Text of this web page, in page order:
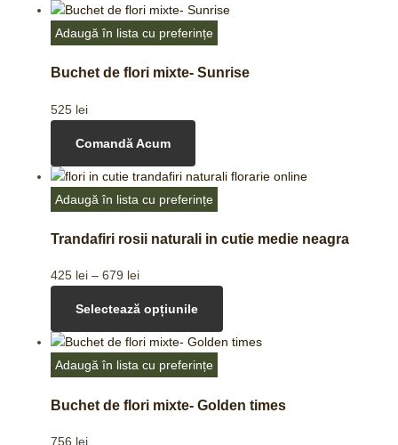
Adaugă în lista cu preferințe
Buchet de flori mixte- Sunrise
525 lei
Comandă Acum
Adaugă în lista cu preferințe
Trandafiri rosii naturali in cutie medie neagra
425 lei – 679 lei
Selectează opțiunile
Adaugă în lista cu preferințe
Buchet de flori mixte- Golden times
756 lei